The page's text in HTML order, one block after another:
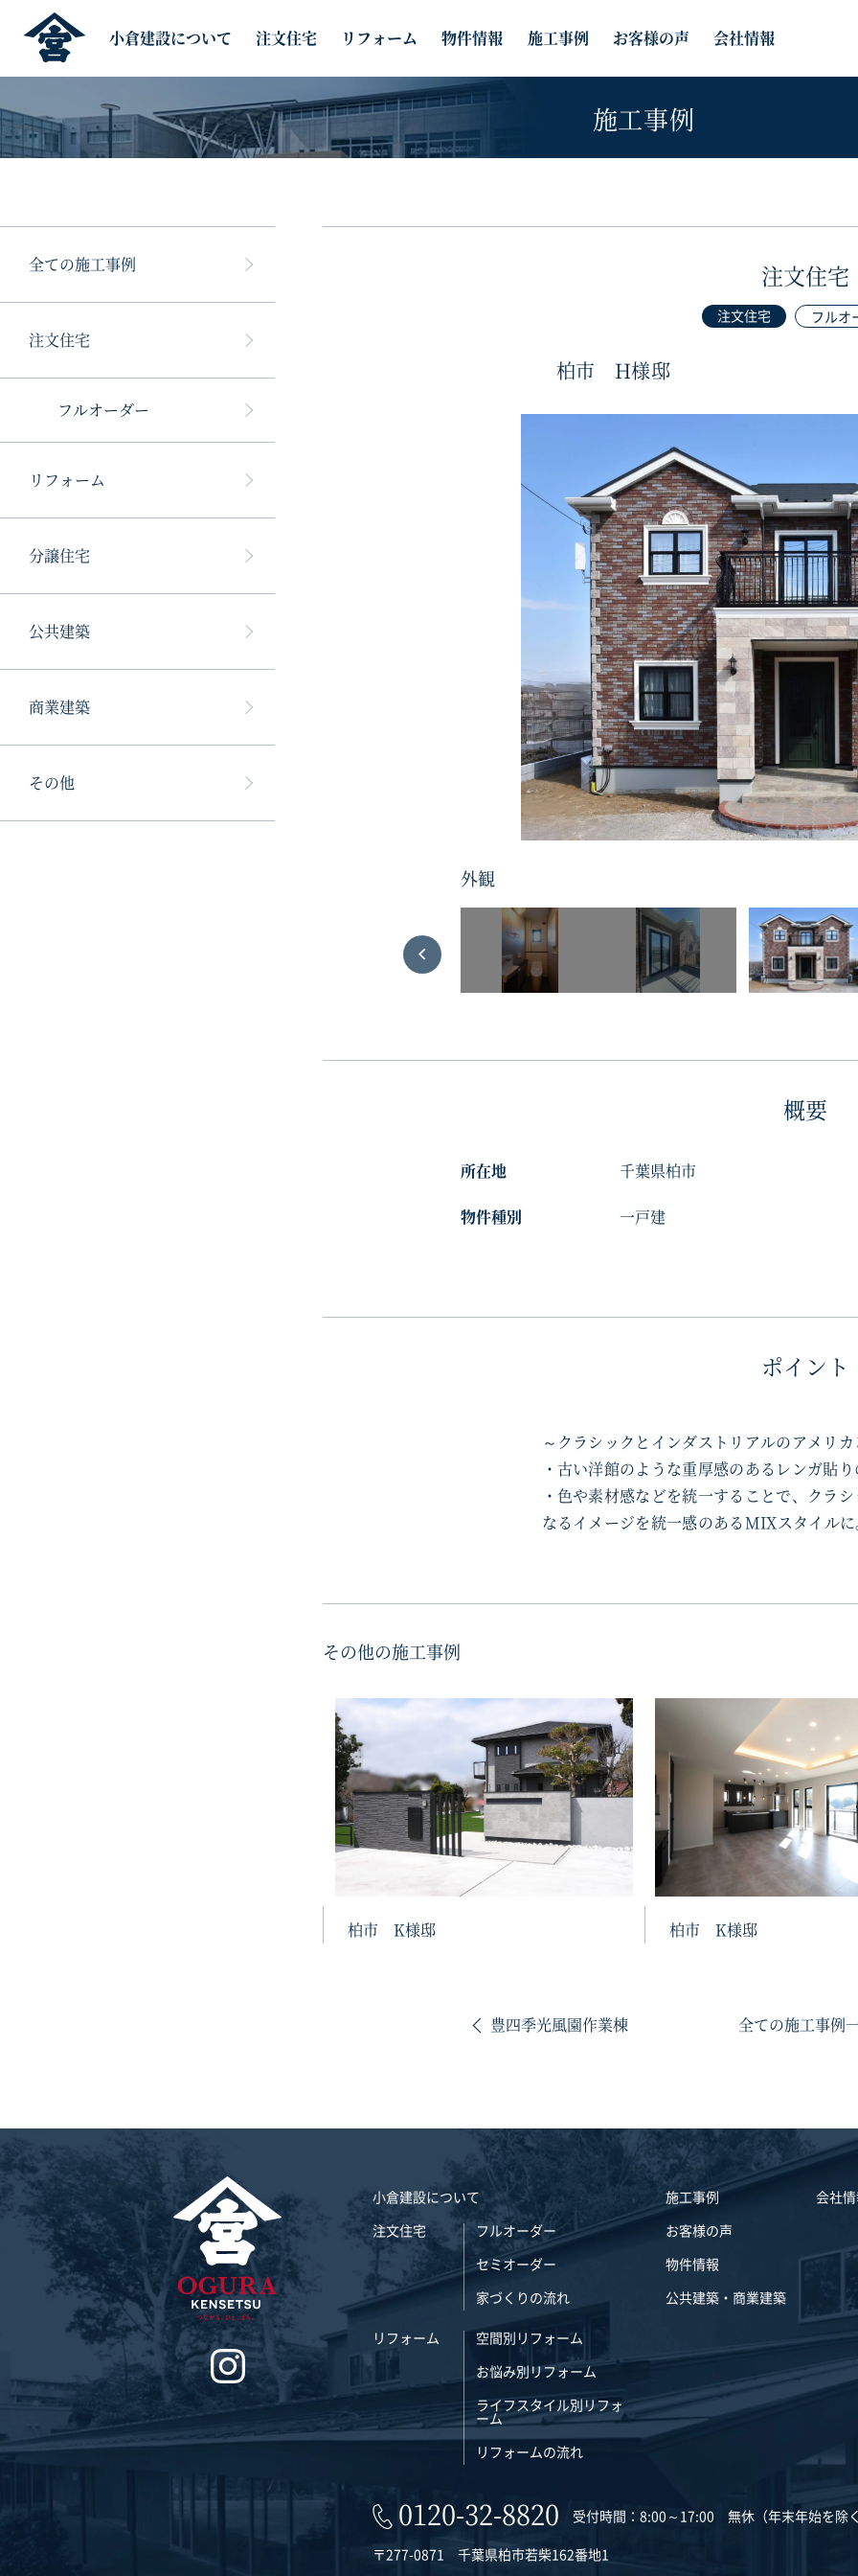
小倉建設について 注文住宅 リフォーム 物件情報 施工事例 お客様の声 会社情報
施工事例
全ての施工事例
注文住宅
フルオーダー
リフォーム
分譲住宅
公共建築
商業建築
その他
注文住宅
注文住宅 フルオ
柏市 H様邸
外観
概要
所在地 千葉県柏市
物件種別 一戸建
ポイント
～クラシックとインダストリアルのアメリ
・古い洋館のような重厚感のあるレンガ貼
・色や素材感などを統一することで、クラ
なるイメージを統一感のあるMIXスタイル
その他の施工事例
柏市 K様邸 柏市 K様邸
豊四季光風園作業棟 全ての施工事例
小倉建設について
注文住宅
フルオーダー
セミオーダー
家づくりの流れ
リフォーム
空間別リフォーム
お悩み別リフォーム
ライフスタイル別リフォ
ーム
リフォームの流れ
施工事例
お客様の声
物件情報
公共建築・商業建築
会社
0120-32-8820
受付時間：8:00～17:00 無休（年末年始を除
〒277-0871 千葉県柏市若柴162番地1